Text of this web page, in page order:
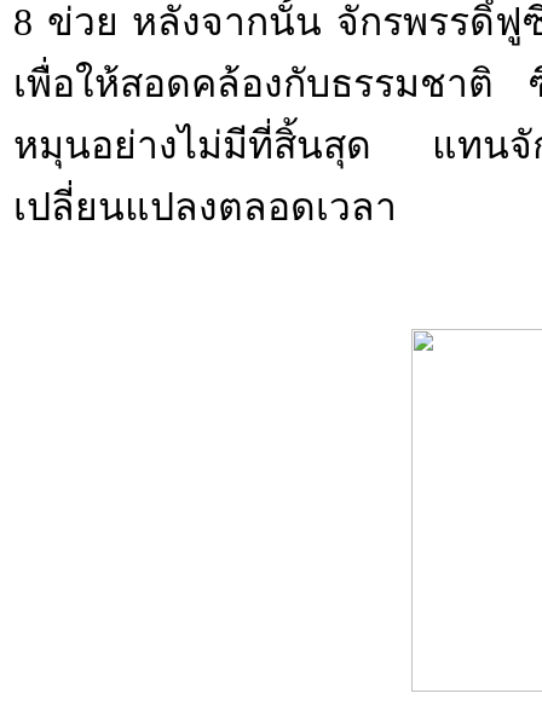
8 ข่วย หลังจากนั้น จักรพรรดิ์ฟู
เพื่อให้สอดคล้องกับธรรมชาติ
หมุนอย่างไม่มีที่สิ้นสุด แท
เปลี่ยนแปลงตลอดเวลา